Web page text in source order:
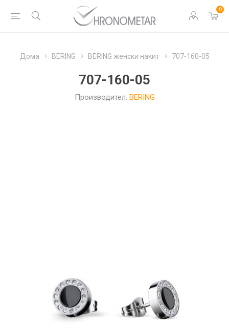
0
Дома BERING BERING женски накит 707-160-05
707-160-05
Производител: BERING